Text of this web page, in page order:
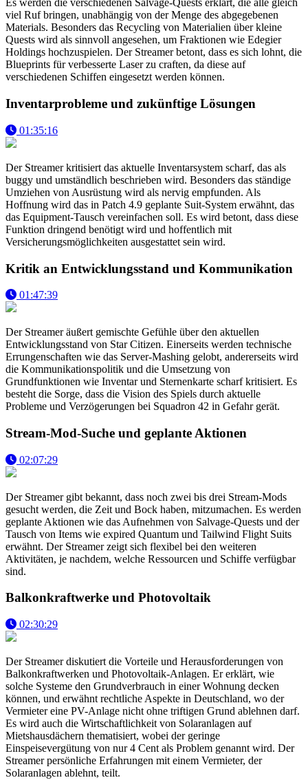
Es werden die verschiedenen Salvage-Quests erklärt, die alle gleich
viel Ruf bringen, unabhängig von der Menge des abgegebenen
Materials. Besonders das Recycling von Materialien über kleine
Quests wird als sinnvoll angesehen, um Fraktionen wie Edegier
Holdings hochzuspielen. Der Streamer betont, dass es sich lohnt, die
Blueprints für verbesserte Laser zu craften, da diese auf
verschiedenen Schiffen eingesetzt werden können.
Inventarprobleme und zukünftige Lösungen
01:35:16
Der Streamer kritisiert das aktuelle Inventarsystem scharf, das als
buggy und umständlich beschrieben wird. Besonders das ständige
Umziehen von Ausrüstung wird als nervig empfunden. Als
Hoffnung wird das in Patch 4.9 geplante Suit-System erwähnt, das
das Equipment-Tausch vereinfachen soll. Es wird betont, dass diese
Funktion dringend benötigt wird und hoffentlich mit
Versicherungsmöglichkeiten ausgestattet sein wird.
Kritik an Entwicklungsstand und Kommunikation
01:47:39
Der Streamer äußert gemischte Gefühle über den aktuellen
Entwicklungsstand von Star Citizen. Einerseits werden technische
Errungenschaften wie das Server-Mashing gelobt, andererseits wird
die Kommunikationspolitik und die Umsetzung von
Grundfunktionen wie Inventar und Sternenkarte scharf kritisiert. Es
besteht die Sorge, dass die Vision des Spiels durch aktuelle
Probleme und Verzögerungen bei Squadron 42 in Gefahr gerät.
Stream-Mod-Suche und geplante Aktionen
02:07:29
Der Streamer gibt bekannt, dass noch zwei bis drei Stream-Mods
gesucht werden, die Zeit und Bock haben, mitzumachen. Es werden
geplante Aktionen wie das Aufnehmen von Salvage-Quests und der
Tausch von Items wie expired Quantum und Tailwind Flight Suits
erwähnt. Der Streamer zeigt sich flexibel bei den weiteren
Aktivitäten, je nachdem, welche Ressourcen und Schiffe verfügbar
sind.
Balkonkraftwerke und Photovoltaik
02:30:29
Der Streamer diskutiert die Vorteile und Herausforderungen von
Balkonkraftwerken und Photovoltaik-Anlagen. Er erklärt, wie
solche Systeme den Grundverbrauch in einer Wohnung decken
können, und erwähnt rechtliche Aspekte in Deutschland, wo der
Vermieter eine PV-Anlage nicht ohne triftigen Grund ablehnen darf.
Es wird auch die Wirtschaftlichkeit von Solaranlagen auf
Mietshausdächern thematisiert, wobei der geringe
Einspeisevergütung von nur 4 Cent als Problem genannt wird. Der
Streamer persönliche Erfahrungen mit einem Vermieter, der
Solaranlagen ablehnt, teilt.